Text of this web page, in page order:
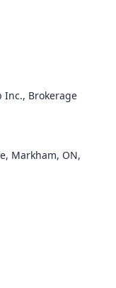
Inc., Brokerage
Markham, ON,